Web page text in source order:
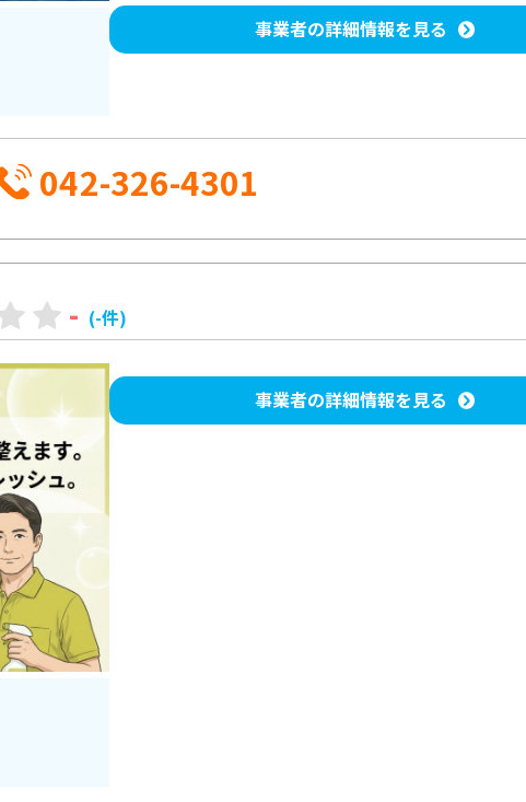
事業者の詳細情報を見る
042-326-4301
- (-件)
事業者の詳細情報を見る